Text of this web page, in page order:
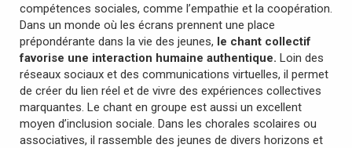
compétences sociales, comme l’empathie et la coopération.
Dans un monde où les écrans prennent une place
prépondérante dans la vie des jeunes, le chant collectif
favorise une interaction humaine authentique. Loin des
réseaux sociaux et des communications virtuelles, il permet
de créer du lien réel et de vivre des expériences collectives
marquantes. Le chant en groupe est aussi un excellent
moyen d’inclusion sociale. Dans les chorales scolaires ou
associatives, il rassemble des jeunes de divers horizons et